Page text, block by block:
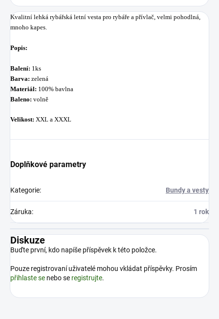
Kvalitní lehká rybářská letní vesta pro rybáře a přívlač, velmi pohodlná,
mnoho kapes.
Popis:
Balení: 1ks
Barva: zelená
Materiál: 100% bavlna
Baleno: volně
Velikost: XXL a XXXL
Doplňkové parametry
Kategorie: Bundy a vesty
Záruka: 1 rok
Diskuze
Buďte první, kdo napíše příspěvek k této položce.
Pouze registrovaní uživatelé mohou vkládat příspěvky. Prosím
přihlaste se nebo se registrujte.